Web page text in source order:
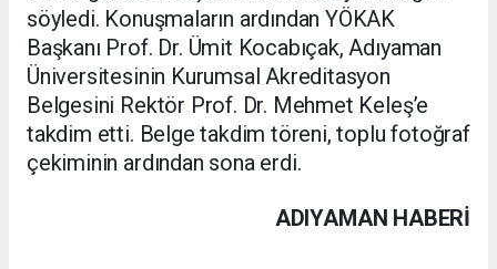
söyledi. Konuşmaların ardından YÖKAK
Başkanı Prof. Dr. Ümit Kocabıçak, Adıyaman
Üniversitesinin Kurumsal Akreditasyon
Belgesini Rektör Prof. Dr. Mehmet Keleş’e
takdim etti. Belge takdim töreni, toplu fotoğraf
çekiminin ardından sona erdi.
ADIYAMAN HABERİ